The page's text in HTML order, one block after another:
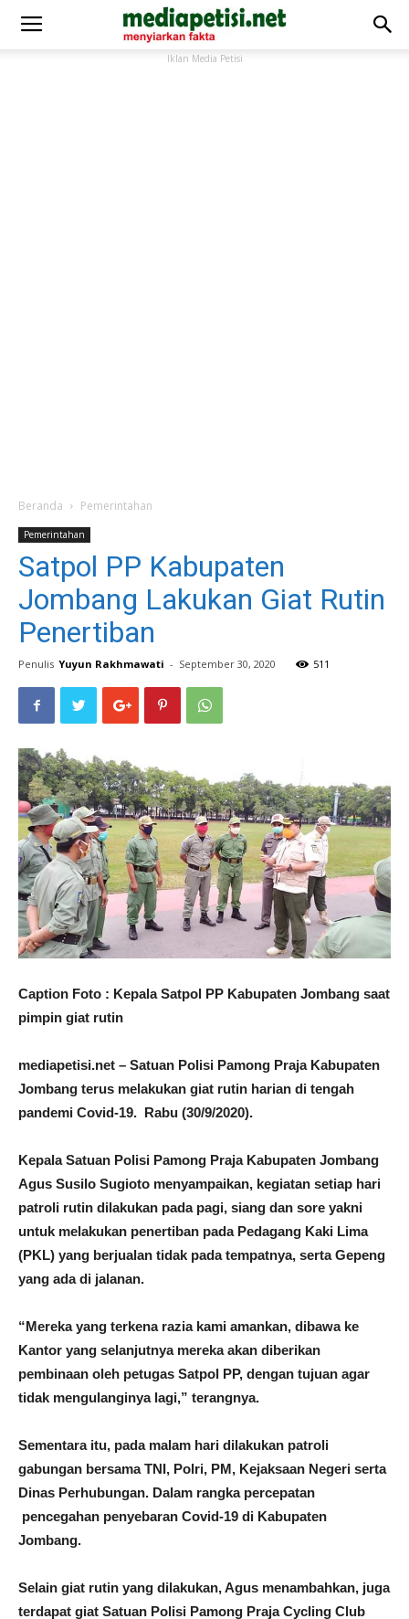
Iklan Media Petisi
Beranda Pemerintahan
Pemerintahan
Satpol PP Kabupaten
Jombang Lakukan Giat Rutin
Penertiban
Penulis Yuyun Rakhmawati - September 30, 2020 511
Caption Foto : Kepala Satpol PP Kabupaten Jombang saat
pimpin giat rutin
mediapetisi.net – Satuan Polisi Pamong Praja Kabupaten
Jombang terus melakukan giat rutin harian di tengah
pandemi Covid-19. Rabu (30/9/2020).
Kepala Satuan Polisi Pamong Praja Kabupaten Jombang
Agus Susilo Sugioto menyampaikan, kegiatan setiap hari
patroli rutin dilakukan pada pagi, siang dan sore yakni
untuk melakukan penertiban pada Pedagang Kaki Lima
(PKL) yang berjualan tidak pada tempatnya, serta Gepeng
yang ada di jalanan.
“Mereka yang terkena razia kami amankan, dibawa ke
Kantor yang selanjutnya mereka akan diberikan
pembinaan oleh petugas Satpol PP, dengan tujuan agar
tidak mengulanginya lagi,” terangnya.
Sementara itu, pada malam hari dilakukan patroli
gabungan bersama TNI, Polri, PM, Kejaksaan Negeri serta
Dinas Perhubungan. Dalam rangka percepatan
pencegahan penyebaran Covid-19 di Kabupaten
Jombang.
Selain giat rutin yang dilakukan, Agus menambahkan, juga
terdapat giat Satuan Polisi Pamong Praja Cycling Club